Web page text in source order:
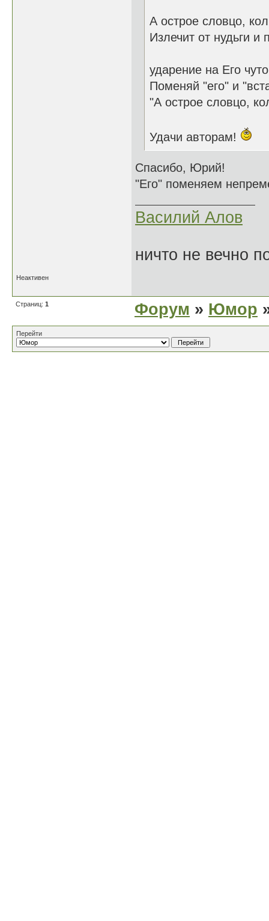
А острое словцо,
Излечит от нудьги и
ударение на Его
Поменяй "его" и
"А острое словцо,
Удачи авторам!
Спасибо, Юрий!
"Его" поменяем
Василий Алов
ничто не вечно
Неактивен
Страниц: 1 Форум » Юмор
Перейти